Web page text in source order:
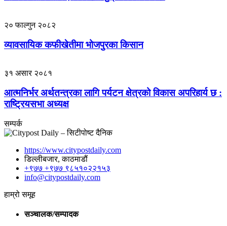
२० फाल्गुन २०८२
व्यावसायिक कफीखेतीमा भोजपुरका किसान
३१ असार २०८१
आत्मनिर्भर अर्थतन्त्रका लागि पर्यटन क्षेत्रको विकास अपरिहार्य छ :
राष्ट्रियसभा अध्यक्ष
सम्पर्क
https://www.citypostdaily.com
डिल्लीबजार, काठमाडौं
+९७७ +९७७ ९८५१०२२१५३
info@citypostdaily.com
हाम्रो समूह
सञ्चालक/सम्पादक